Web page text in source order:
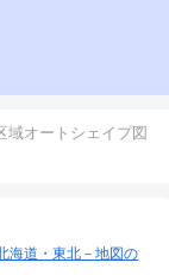
域オートシェイプ図
海道・東北－地図の